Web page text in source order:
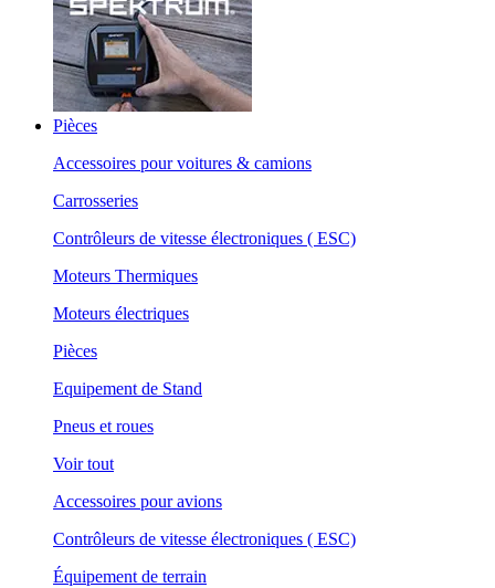
Pièces
Accessoires pour voitures & camions
Carrosseries
Contrôleurs de vitesse électroniques ( ESC)
Moteurs Thermiques
Moteurs électriques
Pièces
Equipement de Stand
Pneus et roues
Voir tout
Accessoires pour avions
Contrôleurs de vitesse électroniques ( ESC)
Équipement de terrain